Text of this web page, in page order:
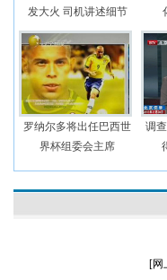
发大火 司机讲述细节
罗纳尔多将出任巴西世
界杯组委会主席
调
[网